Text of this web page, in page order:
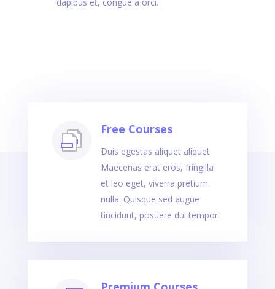
Free Courses
Duis egestas aliquet aliquet.
Maecenas erat eros, fringilla
et leo eget, viverra pretium
nulla. Quisque sed augue
tincidunt, posuere dui tempor.